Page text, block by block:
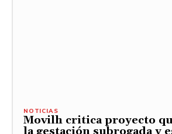
NOTICIAS
Movilh critica proyecto
la gestación subrogada y